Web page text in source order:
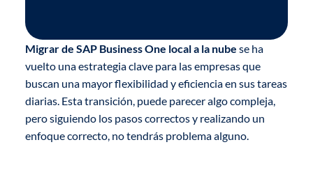
Migrar de SAP Business One local a la nube se ha
vuelto una estrategia clave para las empresas que
buscan una mayor flexibilidad y eficiencia en sus tareas
diarias. Esta transición, puede parecer algo compleja,
pero siguiendo los pasos correctos y realizando un
enfoque correcto, no tendrás problema alguno.